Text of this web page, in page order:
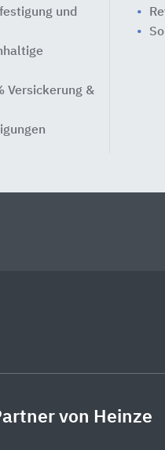
und
Versickerung &
von Heinze